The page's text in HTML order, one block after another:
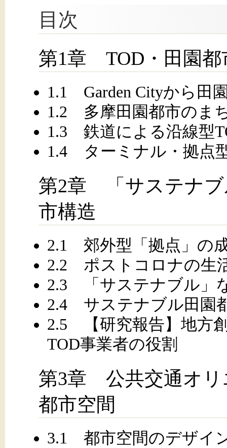
目次
第1章 TOD・田園都
1.1 Garden Cityから田
1.2 多摩田園都市のま
1.3 鉄道による沿線型
1.4 ターミナル・拠点
第2章 「サステナブ
市構造
2.1 郊外型「拠点」の
2.2 ポストコロナの生
2.3 「サステナブル」
2.4 サステナブル田園
2.5 【研究報告】地方
TOD事業者の役割
第3章 公共交通オリ
都市空間
3.1 都市空間のデザイ